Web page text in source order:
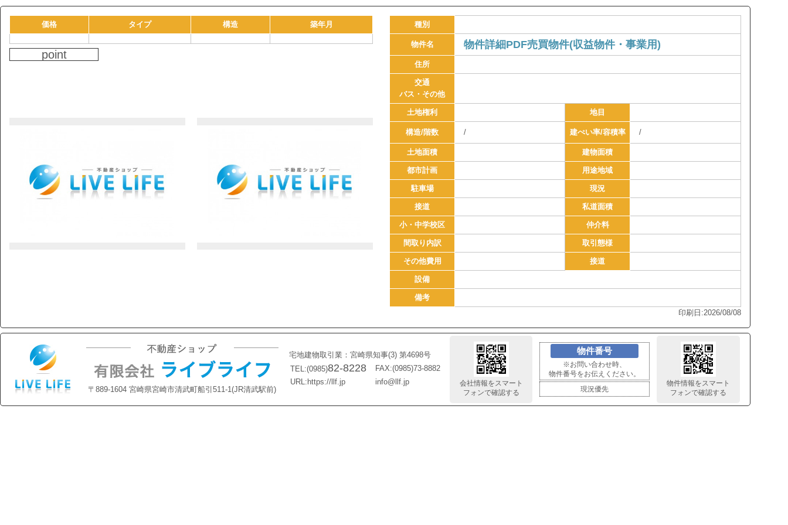
価格 タイプ 構造 築年月
point
種別
物件名 物件詳細PDF売買物件(収益物件・事業用)
住所
交通
バス・その他
土地権利 地目
構造/階数 / 建ぺい率/容積率 /
土地面積 建物面積
都市計画 用途地域
駐車場 現況
接道 私道面積
小・中学校区 仲介料
間取り内訳 取引態様
その他費用 接道
設備
備考
印刷日:2026/08/08
〒889-1604 宮崎県宮崎市清武町船引511-1(JR清武駅前)
宅地建物取引業：宮崎県知事(3) 第4698号
TEL:(0985)82-8228
FAX:(0985)73-8882
URL:https://llf.jp
info@llf.jp
会社情報をスマート
フォンで確認する
物件番号
※お問い合わせ時、
物件番号をお伝えください。
現況優先
物件情報をスマート
フォンで確認する